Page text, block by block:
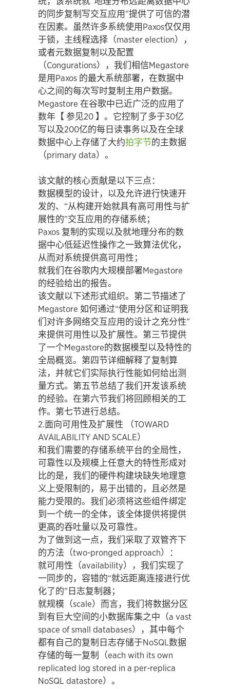
的同步复制写交互应用”提供了可信的潜
在因素。虽然许多系统使用Paxos仅仅用
于锁，主线程选择（master election），
或者元数据复制以及配置
（Congurations），我们相信Megastore
是用Paxos 的最大系统部署，在数据中
心之间的每次写时复制主用户数据。
Megastore 在谷歌中已近广泛的应用了
数年【 参见20 】。它控制了多于30亿
写以及200亿的每日读事务以及在全球
数据中心上存储了大约拍字节的主数据
（primary data）。
该文献的核心贡献是以下三点：
数据模型的设计，以及允许进行快速开
发的、“从构建开始就具有高可用性与扩
展性的”交互应用的存储系统；
Paxos 复制的实现以及就地理分布的数
据中心低延迟性操作之一致算法优化，
从而对系统提供高可用性；
就我们在谷歌内大规模部署Megastore
的经验给出的报告。
该文献以下述形式组织。第二节描述了
Megastore 如何通过“使用分区和证明我
们对许多网络交互应用的设计之充分性”
来提供可用性以及扩展性。第三节提供
了一个Megastore的数据模型以及特性的
全局概览。第四节详细解释了复制算
法，并就它们实际执行性能如何给出测
量方式。第五节总结了我们开发该系统
的经验。在第六节我们将回顾相关的工
作。第七节进行总结。
2.面向可用性及扩展性 （TOWARD
AVAILABILITY AND SCALE）
和我们需要的存储系统平台的全局性，
可靠性以及规模上任意大的特性形成对
比的是，我们的硬件构建块缺失地理意
义上受限制的，易于出错的，且必然是
能力受限的。我们必须将这些组件绑定
到一个统一的全体，该全体提供将提供
更高的吞吐量以及可靠性。
为了做到这一点，我们采取了双管齐下
的方法（two-pronged approach）：
就可用性（availability），我们实现了
一同步的，容错的“就远距离连接进行优
化了的”日志复制器；
就规模（scale）而言，我们将数据分区
到有巨大空间的小数据库集之中（a vast
space of small databases），其中每个
都有自己的复制日志存储于NoSQL数据
存储的每一复制（each with its own
replicated log stored in a per-replica
NoSQL datastore）。